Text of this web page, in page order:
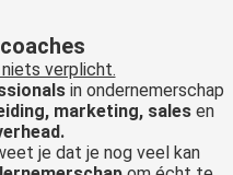
verplicht.
in ondernemerschap
marketing, sales en
je dat je nog veel kan